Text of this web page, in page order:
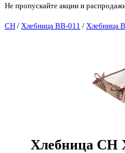
Не пропускайте акции и
CH / Хлебница ВВ-011 / Хлебница
Хлебница CH